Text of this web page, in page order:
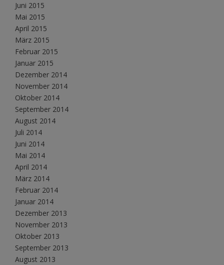
Juni 2015
Mai 2015
April 2015
März 2015
Februar 2015
Januar 2015
Dezember 2014
November 2014
Oktober 2014
September 2014
August 2014
Juli 2014
Juni 2014
Mai 2014
April 2014
März 2014
Februar 2014
Januar 2014
Dezember 2013
November 2013
Oktober 2013
September 2013
August 2013